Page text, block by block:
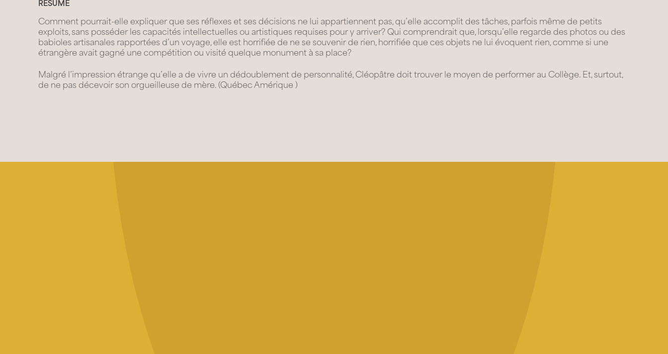
RÉSUMÉ
Comment pourrait-elle expliquer que ses réflexes et ses décisions ne lui appartiennent pas, qu’elle accomplit des tâches, parfois même de petits
exploits, sans posséder les capacités intellectuelles ou artistiques requises pour y arriver? Qui comprendrait que, lorsqu’elle regarde des photos ou des
babioles artisanales rapportées d’un voyage, elle est horrifiée de ne se souvenir de rien, horrifiée que ces objets ne lui évoquent rien, comme si une
étrangère avait gagné une compétition ou visité quelque monument à sa place?
Malgré l’impression étrange qu’elle a de vivre un dédoublement de personnalité, Cléopâtre doit trouver le moyen de performer au Collège. Et, surtout,
de ne pas décevoir son orgueilleuse de mère. (Québec Amérique )